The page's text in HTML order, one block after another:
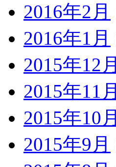
2016年2月
2016年1月
2015年12月
2015年11月
2015年10月
2015年9月